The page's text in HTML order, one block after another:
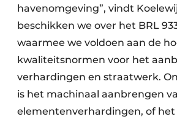
havenomgeving”, vindt
beschikken we over het BRL
waarmee we voldoen aan de
kwaliteitsnormen voor het
verhardingen en straatwerk.
is het machinaal aanbrengen
elementenverhardingen, of